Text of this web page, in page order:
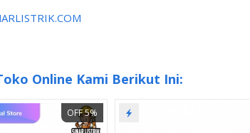
Online Kami Berikut Ini:
OFF 5%